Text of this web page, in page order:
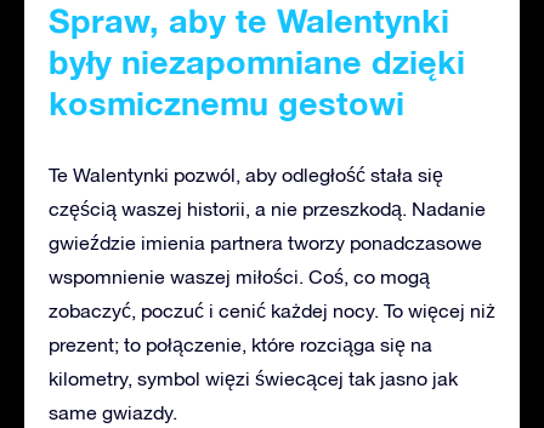
Spraw, aby te Walentynki
były niezapomniane dzięki
kosmicznemu gestowi
Te Walentynki pozwól, aby odległość stała się
częścią waszej historii, a nie przeszkodą. Nadanie
gwieździe imienia partnera tworzy ponadczasowe
wspomnienie waszej miłości. Coś, co mogą
zobaczyć, poczuć i cenić każdej nocy. To więcej niż
prezent; to połączenie, które rozciąga się na
kilometry, symbol więzi świecącej tak jasno jak
same gwiazdy.